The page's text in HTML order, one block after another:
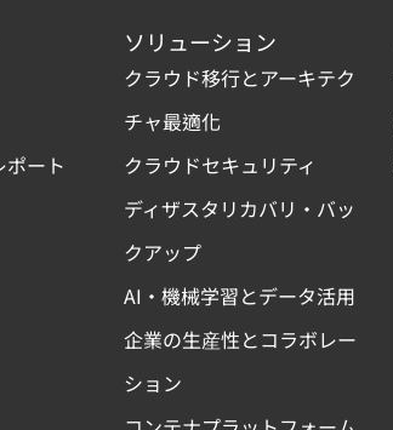
ポート
ソリューション
クラウド移行とアーキテク
チャ最適化
クラウドセキュリティ
ディザスタリカバリ・バッ
クアップ
AI・機械学習とデータ活用
企業の生産性とコラボレー
ション